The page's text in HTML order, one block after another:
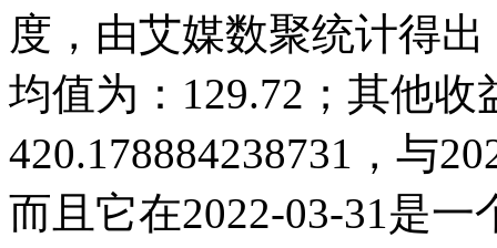
度，由艾媒数聚统计得
均值为：129.72；其他收
420.178884238731，与
而且它在2022-03-31是